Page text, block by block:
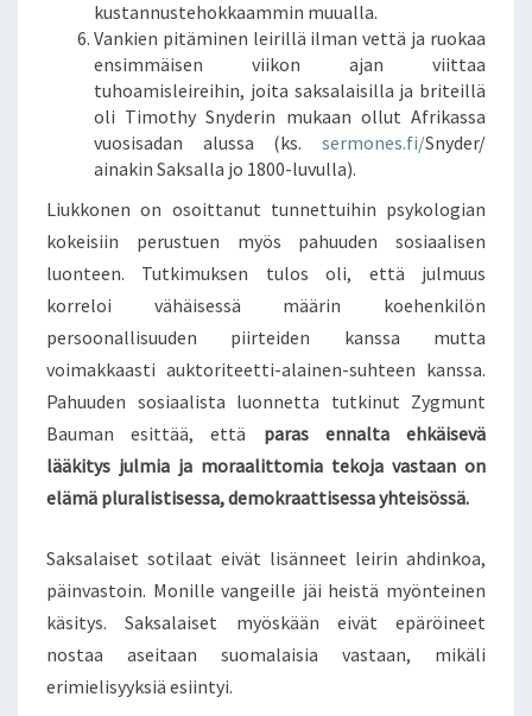
kustannustehokkaammin muualla.
Vankien pitäminen leirillä ilman vettä ja ruokaa
ensimmäisen viikon ajan viittaa
tuhoamisleireihin, joita saksalaisilla ja briteillä
oli Timothy Snyderin mukaan ollut Afrikassa
vuosisadan alussa (ks. sermones.fi/Snyder/
ainakin Saksalla jo 1800-luvulla).
Liukkonen on osoittanut tunnettuihin psykologian
kokeisiin perustuen myös pahuuden sosiaalisen
luonteen. Tutkimuksen tulos oli, että julmuus
korreloi vähäisessä määrin koehenkilön
persoonallisuuden piirteiden kanssa mutta
voimakkaasti auktoriteetti-alainen-suhteen kanssa.
Pahuuden sosiaalista luonnetta tutkinut Zygmunt
Bauman esittää, että paras ennalta ehkäisevä
lääkitys julmia ja moraalittomia tekoja vastaan on
elämä pluralistisessa, demokraattisessa yhteisössä.
Saksalaiset sotilaat eivät lisänneet leirin ahdinkoa,
päinvastoin. Monille vangeille jäi heistä myönteinen
käsitys. Saksalaiset myöskään eivät epäröineet
nostaa aseitaan suomalaisia vastaan, mikäli
erimielisyyksiä esiintyi.